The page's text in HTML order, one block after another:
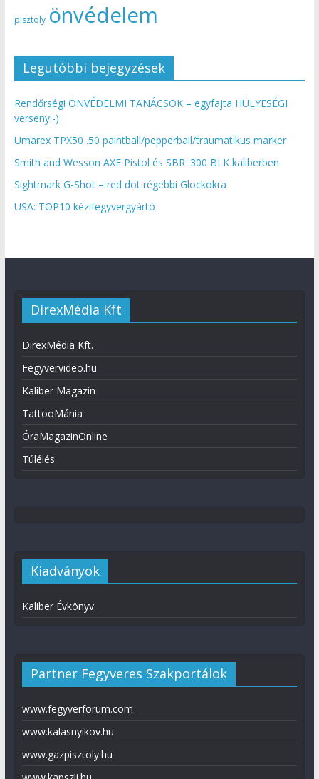
pisztoly önvédelem
Legutóbbi bejegyzések
Rendőrségi ÖNVÉDELMI TANÁCSOK – egyfajta HÜLYESÉGI
verseny:-)
Umarex TPX50 .50 paintball/pepperball/traumatikus marker
Smith and Wesson AXE Pistol és SBR .300 BLK kaliberben
Sightmark G-Shot – red dot régebbi Glockokra
USA: TOP10 kézifegyvergyártó
DirexMédia Kft
DirexMédia Kft.
Fegyvervideo.hu
Kaliber Magazin
TattooMánia
ÓraMagazinOnline
Túlélés
Kiadványok
Kaliber Évkönyv
Partner Fegyveres Szakportálok
www.fegyverforum.com
www.kalasnyikov.hu
www.gazpisztoly.hu